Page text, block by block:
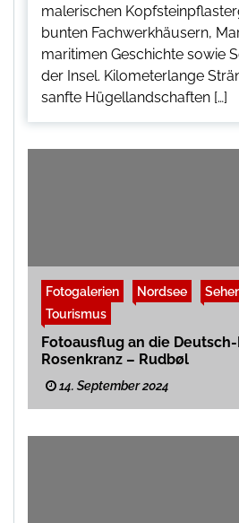
malerischen
bunten Fachwerkhäusern,
maritimen Geschichte sowie
der Insel. Kilometerlange
sanfte Hügellandschaften […]
Fotogalerien Nordsee
Tourismus
Fotoausflug an die
Rosenkranz – Rudbøl
14. September 2024